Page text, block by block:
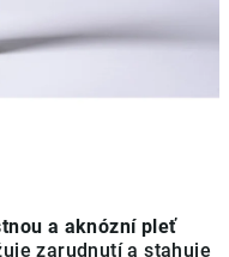
a aknózní pleť
zarudnutí a stahuje